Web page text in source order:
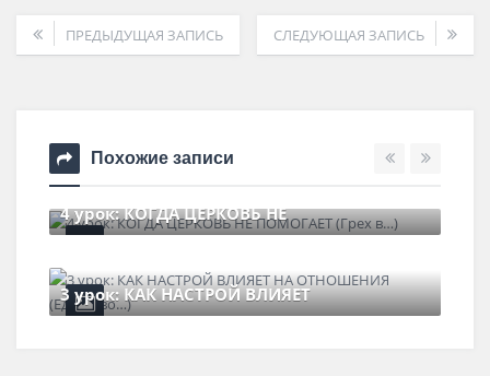
ПРЕДЫДУЩАЯ ЗАПИСЬ СЛЕДУЮЩАЯ ЗАПИСЬ
Похожие записи
4 урок: КОГДА ЦЕРКОВЬ НЕ
3 урок: КАК НАСТРОЙ ВЛИЯЕТ